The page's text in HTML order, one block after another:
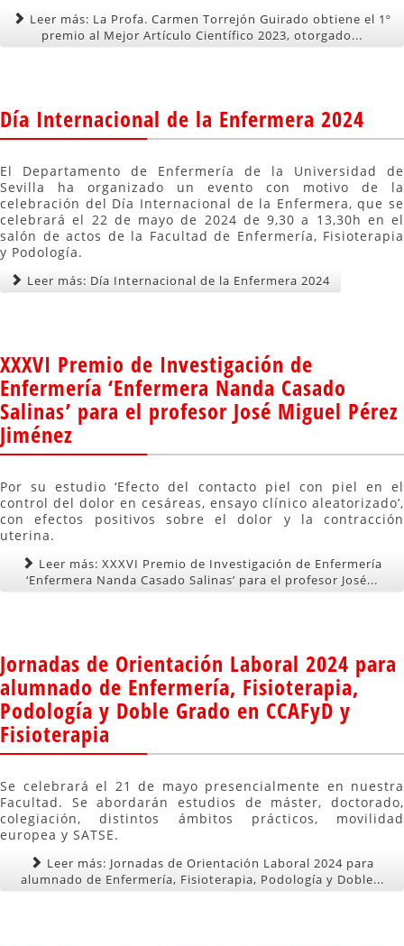
Leer más: La Profa. Carmen Torrejón Guirado obtiene el 1º
premio al Mejor Artículo Científico 2023, otorgado...
Día Internacional de la Enfermera 2024
El Departamento de Enfermería de la Universidad de
Sevilla ha organizado un evento con motivo de la
celebración del Día Internacional de la Enfermera, que se
celebrará el 22 de mayo de 2024 de 9,30 a 13,30h en el
salón de actos de la Facultad de Enfermería, Fisioterapia
y Podología.
Leer más: Día Internacional de la Enfermera 2024
XXXVI Premio de Investigación de
Enfermería ‘Enfermera Nanda Casado
Salinas’ para el profesor José Miguel Pérez
Jiménez
Por su estudio ‘Efecto del contacto piel con piel en el
control del dolor en cesáreas, ensayo clínico aleatorizado’,
con efectos positivos sobre el dolor y la contracción
uterina.
Leer más: XXXVI Premio de Investigación de Enfermería
‘Enfermera Nanda Casado Salinas’ para el profesor José...
Jornadas de Orientación Laboral 2024 para
alumnado de Enfermería, Fisioterapia,
Podología y Doble Grado en CCAFyD y
Fisioterapia
Se celebrará el 21 de mayo presencialmente en nuestra
Facultad. Se abordarán estudios de máster, doctorado,
colegiación, distintos ámbitos prácticos, movilidad
europea y SATSE.
Leer más: Jornadas de Orientación Laboral 2024 para
alumnado de Enfermería, Fisioterapia, Podología y Doble...